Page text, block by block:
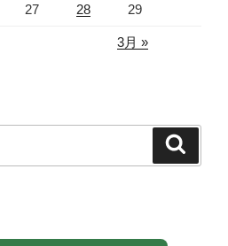
27 28 29
3月 »